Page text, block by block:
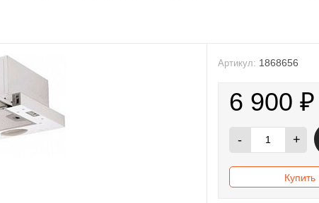
Артикул: 1868656
6 900₽
- +
Купить